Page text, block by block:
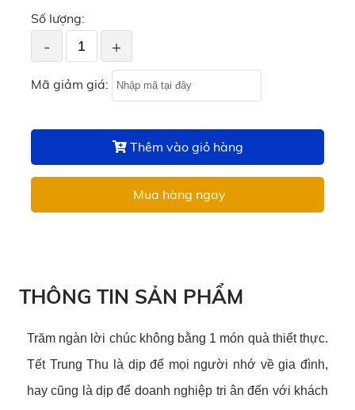
Số lượng:
- +
Mã giảm giá:
Thêm vào giỏ hàng
Mua hàng ngay
THÔNG TIN SẢN PHẨM
Trăm ngàn lời chúc không bằng 1 món quà thiết thực.
Tết Trung Thu là dịp để mọi người nhớ về gia đình,
hay cũng là dịp để doanh nghiệp tri ân đến với khách